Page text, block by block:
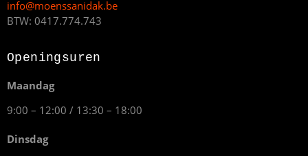
info@moenssanidak.be
BTW: 0417.774.743
Openingsuren
Maandag
9:00 – 12:00 / 13:30 – 18:00
Dinsdag